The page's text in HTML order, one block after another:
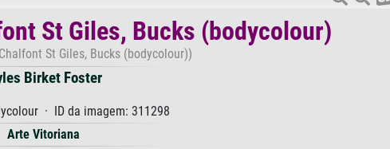
St Giles, Bucks (bodycolour)
St Giles, Bucks (bodycolour))
Birket Foster
· ID da imagem: 311298
Arte Vitoriana